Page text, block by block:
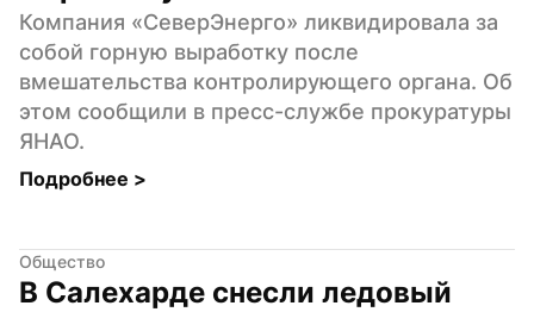
Компания «СеверЭнерго» ликвидировала за
собой горную выработку после
вмешательства контролирующего органа. Об
этом сообщили в пресс-службе прокуратуры
ЯНАО.
Подробнее >
Общество
В Салехарде снесли ледовый